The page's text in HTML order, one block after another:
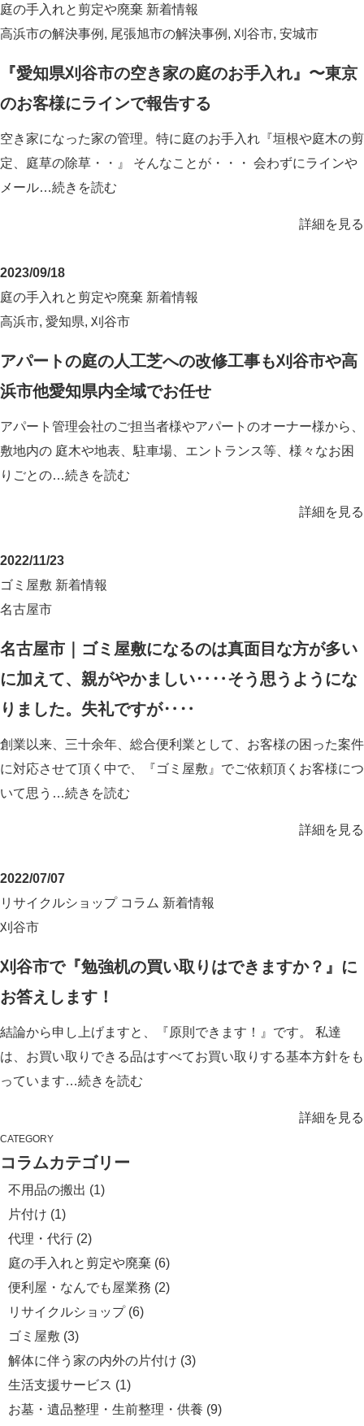
庭の手入れと剪定や廃棄 新着情報
高浜市の解決事例 , 尾張旭市の解決事例 , 刈谷市, 安城市
『愛知県刈谷市の空き家の庭のお手入れ』〜東京
のお客様にラインで報告する
空き家になった家の管理。特に庭のお手入れ『垣根や庭木の剪
定、庭草の除草・・』 そんなことが・・・ 会わずにラインや
メール…続きを読む
詳細を見る
2023/09/18
庭の手入れと剪定や廃棄 新着情報
高浜市, 愛知県, 刈谷市
アパートの庭の人工芝への改修工事も刈谷市や高
浜市他愛知県内全域でお任せ
アパート管理会社のご担当者様やアパートのオーナー様から、
敷地内の 庭木や地表、駐車場、エントランス等、様々なお困
りごとの…続きを読む
詳細を見る
2022/11/23
ゴミ屋敷 新着情報
名古屋市
名古屋市｜ゴミ屋敷になるのは真面目な方が多い
に加えて、親がやかましい‥‥そう思うようにな
りました。失礼ですが‥‥
創業以来、三十余年、総合便利業として、お客様の困った案件
に対応させて頂く中で、『ゴミ屋敷』でご依頼頂くお客様につ
いて思う…続きを読む
詳細を見る
2022/07/07
リサイクルショップ コラム 新着情報
刈谷市
刈谷市で『勉強机の買い取りはできますか？』に
お答えします！
結論から申し上げますと、『原則できます！』です。 私達
は、お買い取りできる品はすべてお買い取りする基本方針をも
っています…続きを読む
詳細を見る
CATEGORY
コラムカテゴリー
不用品の搬出 (1)
片付け (1)
代理・代行 (2)
庭の手入れと剪定や廃棄 (6)
便利屋・なんでも屋業務 (2)
リサイクルショップ(6)
ゴミ屋敷 (3)
解体に伴う家の内外の片付け (3)
生活支援サービス (1)
お墓・遺品整理・生前整理・供養 (9)